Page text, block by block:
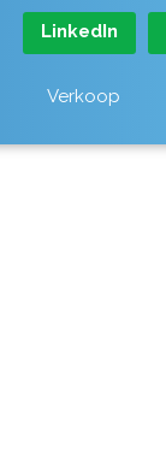
LinkedIn
Verkoop